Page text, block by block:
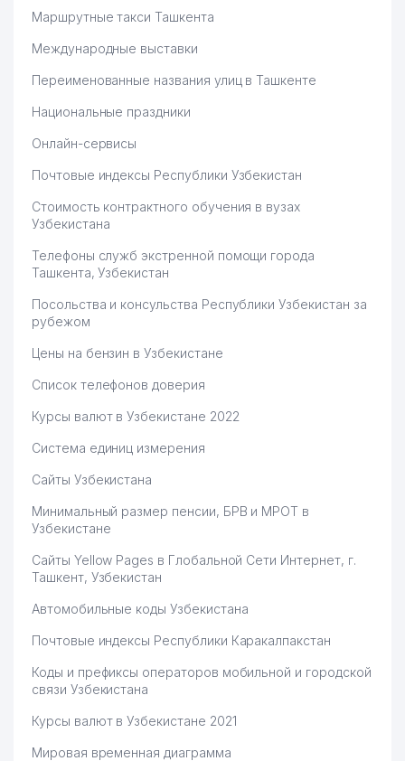
Маршрутные такси Ташкента
Международные выставки
Переименованные названия улиц в Ташкенте
Национальные праздники
Онлайн-сервисы
Почтовые индексы Республики Узбекистан
Стоимость контрактного обучения в вузах
Узбекистана
Телефоны служб экстренной помощи города
Ташкента, Узбекистан
Посольства и консульства Республики Узбекистан за
рубежом
Цены на бензин в Узбекистане
Список телефонов доверия
Курсы валют в Узбекистане 2022
Система единиц измерения
Сайты Узбекистана
Минимальный размер пенсии, БРВ и МРОТ в
Узбекистане
Сайты Yellow Pages в Глобальной Сети Интернет, г.
Ташкент, Узбекистан
Автомобильные коды Узбекистана
Почтовые индексы Республики Каракалпакстан
Коды и префиксы операторов мобильной и городской
связи Узбекистана
Курсы валют в Узбекистане 2021
Мировая временная диаграмма